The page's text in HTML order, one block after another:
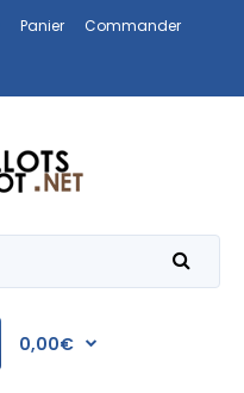
Panier
Commander
0,00€